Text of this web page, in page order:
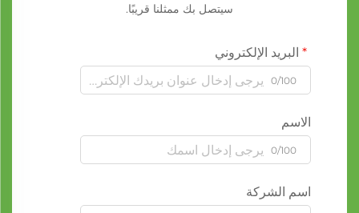
سيتصل بك ممثلنا قريبًا.
البريد الإلكتروني
0/100
الاسم
0/100
اسم الشركة